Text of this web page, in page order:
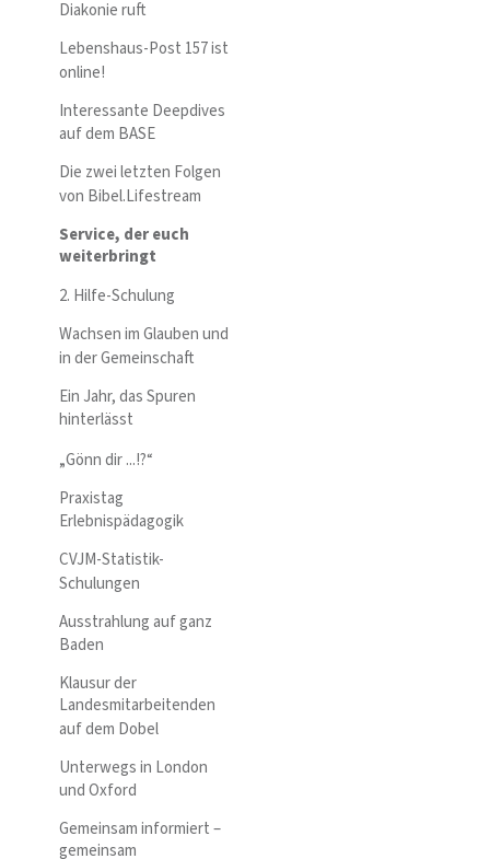
Diakonie ruft
Lebenshaus-Post 157 ist
online!
Interessante Deepdives
auf dem BASE
Die zwei letzten Folgen
von Bibel.Lifestream
Service, der euch
weiterbringt
2. Hilfe-Schulung
Wachsen im Glauben und
in der Gemeinschaft
Ein Jahr, das Spuren
hinterlässt
„Gönn dir ...!?“
Praxistag
Erlebnispädagogik
CVJM-Statistik-
Schulungen
Ausstrahlung auf ganz
Baden
Klausur der
Landesmitarbeitenden
auf dem Dobel
Unterwegs in London
und Oxford
Gemeinsam informiert –
gemeinsam